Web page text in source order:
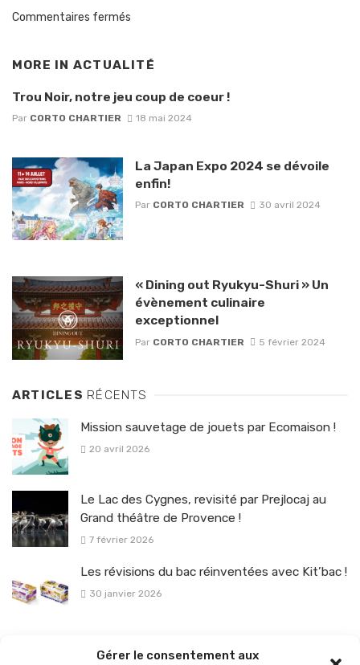
Gérer le consentement aux
Commentaires fermés
MORE IN ACTUALITÉ
Trou Noir, notre jeu coup de coeur !
Par CORTO CHARTIER 18 mai 2024
La Japan Expo 2024 se dévoile
enfin!
Par CORTO CHARTIER 30 avril 2024
« Dining out Ryukyu-Shuri » Un
évènement culinaire
exceptionnel
Par CORTO CHARTIER 5 février 2024
ARTICLES RÉCENTS
Mission sauvetage de jouets par Ecomaison !
20 avril 2026
Le Lac des Cygnes, revisité par Prejlocaj au
Grand théâtre de Provence !
7 février 2026
Les révisions du bac réinventées avec Kit’bac !
30 janvier 2026